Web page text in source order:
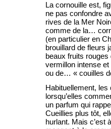
La cornouille est,
ne pas confondre
rives de la Mer
comme de la…
(en particulier en
brouillard de fleurs
beaux fruits rouges
vermillon intense et
ou de… « couilles
Habituellement,
lorsqu’elles
un parfum qui
Cueillies plus tôt,
hurlant. Mais c’est